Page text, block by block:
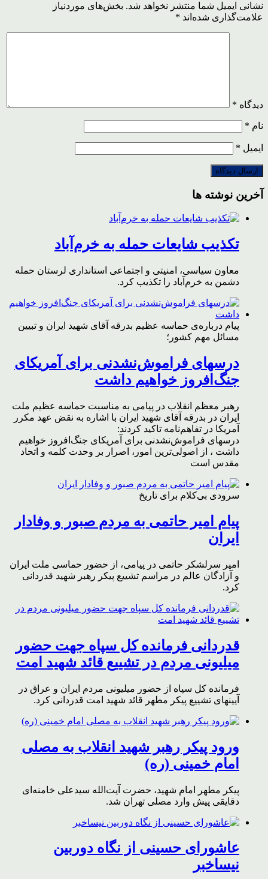
نشانی ایمیل شما منتشر نخواهد شد. بخش‌های موردنیاز
علامت‌گذاری شده‌اند *
دیدگاه *
نام *
ایمیل *
آخرین نوشته ها
تکذیب شایعات حمله به خرم‌آباد
معاون سیاسی، امنیتی و اجتماعی استانداری لرستان حمله
دشمن به خرم‌آباد را تکذیب کرد.
پیام درباره‌ی حماسه عظیم بدرقه آقای شهید ایران و تبیین
مسائل مهم کشور؛
درسهای فراموش‌نشدنی برای آمریکای
جنگ‌افروز خواهیم داشت
رهبر معظم انقلاب در پیامی به مناسبت حماسه عظیم ملت
ایران در بدرقه آقای شهید ایران با اشاره به نقض عهد مکرر
آمریکا در تفاهم‌نامه تاکید کردند:
درسهای فراموش‌نشدنی برای آمریکای جنگ‌افروز خواهیم
داشت ، از اصولی‌ترین امور، اصرار بر وحدت کلمه و اتحاد
مقدس است
سرودی بی‌کلام برای تاریخ
پیام امیر حاتمی به مردم صبور و وفادار
ایران
امیر سرلشکر حاتمی در پیامی، از حضور حماسی ملت ایران
و آزادگان عالم در مراسم تشییع پیکر رهبر شهید قدردانی
کرد.
قدردانی فرمانده کل سپاه جهت حضور
میلیونی مردم در تشییع قائد شهید امت
فرمانده کل سپاه از حضور میلیونی مردم ایران و عراق در
آیینهای تشییع پیکر مطهر قائد شهید امت قدردانی کرد.
ورود پیکر رهبر شهید انقلاب به مصلی
امام خمینی (ره)
پیکر مطهر امام شهید،‌ حضرت آیت‌الله سیدعلی خامنه‌ای
دقایقی پیش وارد مصلی تهران شد.
عاشورای حسینی از نگاه دوربین
نیساخبر